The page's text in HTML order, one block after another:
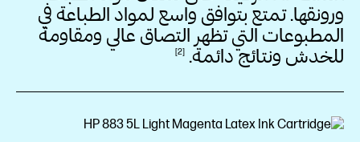
ورونقها. تمتع بتوافق واسع لمواد الطباعة في
المطبوعات التي تظهر التصاق عالي ومقاومة
للخدش ونتائجدائمة. 2